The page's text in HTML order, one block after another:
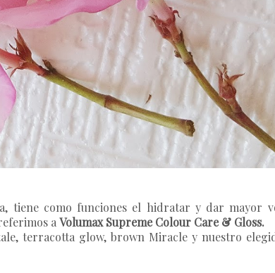
tiene como funciones el hidratar y dar mayor
aVolumax Supreme Colour Care & Gloss.
terracotta glow, brown Miracle y nuestro